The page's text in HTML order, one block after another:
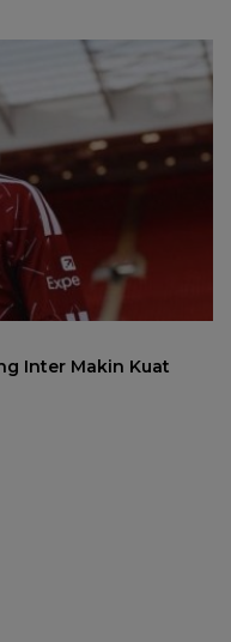
Inter Makin Kuat